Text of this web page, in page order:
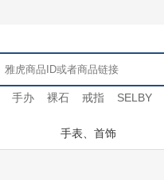
手办 裸石 戒指 SELBY
手表、首饰